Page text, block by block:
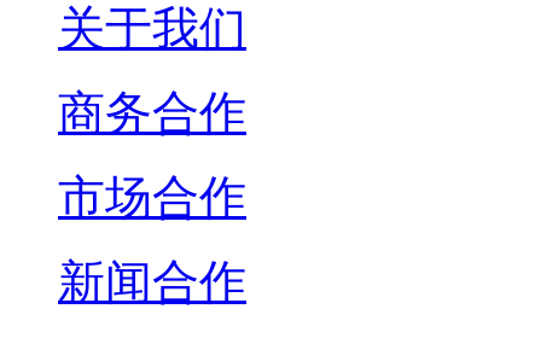
关于我们
商务合作
市场合作
新闻合作